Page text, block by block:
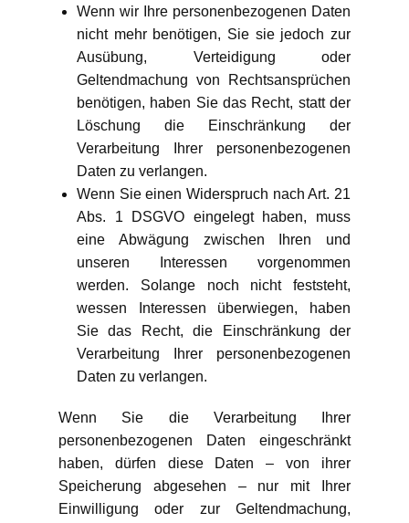
Wenn wir Ihre personenbezogenen Daten
nicht mehr benötigen, Sie sie jedoch zur
Ausübung, Verteidigung oder
Geltendmachung von Rechtsansprüchen
benötigen, haben Sie das Recht, statt der
Löschung die Einschränkung der
Verarbeitung Ihrer personenbezogenen
Daten zu verlangen.
Wenn Sie einen Widerspruch nach Art. 21
Abs. 1 DSGVO eingelegt haben, muss
eine Abwägung zwischen Ihren und
unseren Interessen vorgenommen
werden. Solange noch nicht feststeht,
wessen Interessen überwiegen, haben
Sie das Recht, die Einschränkung der
Verarbeitung Ihrer personenbezogenen
Daten zu verlangen.
Wenn Sie die Verarbeitung Ihrer
personenbezogenen Daten eingeschränkt
haben, dürfen diese Daten – von ihrer
Speicherung abgesehen – nur mit Ihrer
Einwilligung oder zur Geltendmachung,